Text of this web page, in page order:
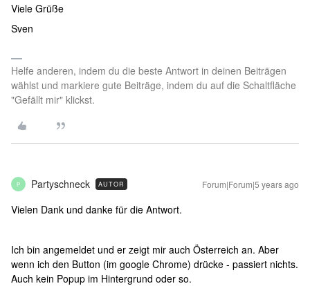
Viele Grüße
Sven
Helfe anderen, indem du die beste Antwort in deinen Beiträgen
wählst und markiere gute Beiträge, indem du auf die Schaltfläche
"Gefällt mir" klickst.
P Partyschneck AUTOR Forum|Forum|5 years ago
Vielen Dank und danke für die Antwort.
Ich bin angemeldet und er zeigt mir auch Österreich an. Aber
wenn ich den Button (im google Chrome) drücke - passiert nichts.
Auch kein Popup im Hintergrund oder so.